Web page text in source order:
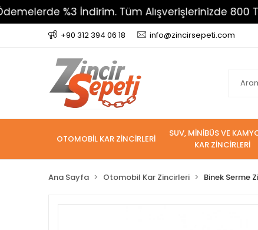
%3 İndirim. Tüm Alışverişlerinizde 800 TL Üzeri
+90 312 394 06 18 info@zincirsepeti.com
OTOMOBİL KAR ZİNCİRLERİ
SUV, MİNİBÜS VE
KAR ZİNCİRLERİ
Ana Sayfa Otomobil Kar Zincirleri Binek Serme